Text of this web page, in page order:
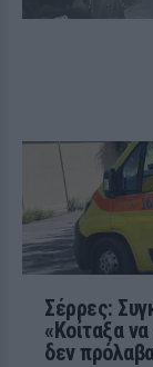
Σέρρες:
«Κοίταξα
δεν